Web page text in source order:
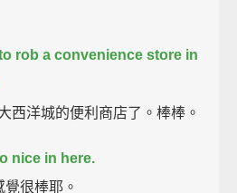
rob a convenience store in
西洋城的便利商店了。棒棒。
nice in here.
很棒耶。